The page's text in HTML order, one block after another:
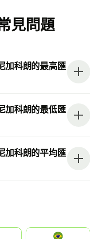
見問題
加科朗的最高匯
加科朗的最低匯
加科朗的平均匯